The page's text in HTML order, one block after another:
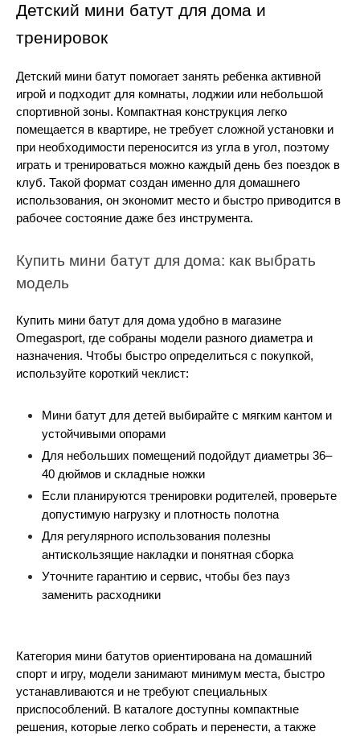
Детский мини батут для дома и
тренировок
Детский мини батут помогает занять ребенка активной
игрой и подходит для комнаты, лоджии или небольшой
спортивной зоны. Компактная конструкция легко
помещается в квартире, не требует сложной установки и
при необходимости переносится из угла в угол, поэтому
играть и тренироваться можно каждый день без поездок в
клуб. Такой формат создан именно для домашнего
использования, он экономит место и быстро приводится в
рабочее состояние даже без инструмента.
Купить мини батут для дома: как выбрать
модель
Купить мини батут для дома удобно в магазине
Omegasport, где собраны модели разного диаметра и
назначения. Чтобы быстро определиться с покупкой,
используйте короткий чеклист:
Мини батут для детей выбирайте с мягким кантом и
устойчивыми опорами
Для небольших помещений подойдут диаметры 36–
40 дюймов и складные ножки
Если планируются тренировки родителей, проверьте
допустимую нагрузку и плотность полотна
Для регулярного использования полезны
антискользящие накладки и понятная сборка
Уточните гарантию и сервис, чтобы без пауз
заменить расходники
Категория мини батутов ориентирована на домашний
спорт и игру, модели занимают минимум места, быстро
устанавливаются и не требуют специальных
приспособлений. В каталоге доступны компактные
решения, которые легко собрать и перенести, а также